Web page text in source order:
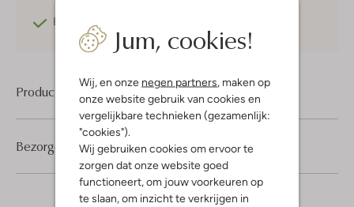
Jum, cookies!
Wij, en onze negen partners , maken op
onze website gebruik van cookies en
vergelijkbare technieken (gezamenlijk:
"cookies").
Wij gebruiken cookies om ervoor te
zorgen dat onze website goed
functioneert, om jouw voorkeuren op
te slaan, om inzicht te verkrijgen in
Betaal achteraf
Product informatie
Bezorgen & retourneren